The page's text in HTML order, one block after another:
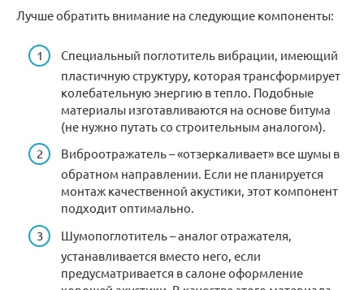
Лучше обратить внимание на следующие компоненты:
Специальный поглотитель вибрации, имеющий
пластичную структуру, которая трансформирует
колебательную энергию в тепло. Подобные
материалы изготавливаются на основе битума
(не нужно путать со строительным аналогом).
Виброотражатель – «отзеркаливает» все шумы в
обратном направлении. Если не планируется
монтаж качественной акустики, этот компонент
подходит оптимально.
Шумопоглотитель – аналог отражателя,
устанавливается вместо него, если
предусматривается в салоне оформление